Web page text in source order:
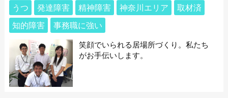
うつ 発達障害 精神障害 神奈川エリア
取材済
知的障害
事務職に強い
笑顔でいられる居場所づくり。私たち
がお手伝いします。